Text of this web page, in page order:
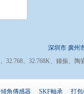
深圳市 廣州
、 32.768、 32.768K、 鐘振、 陶
傾角傳感器 SKF軸承 打